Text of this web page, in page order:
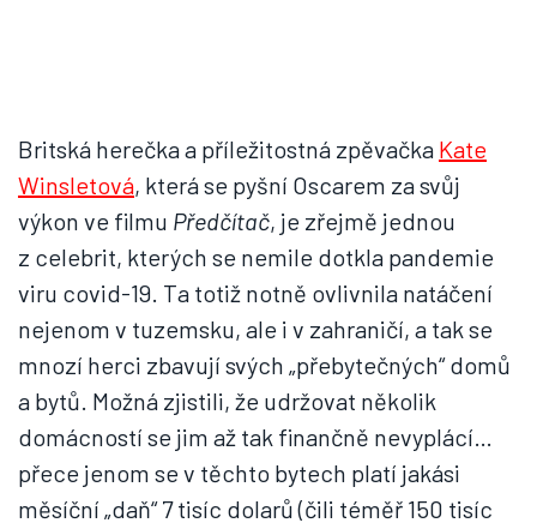
Britská herečka a příležitostná zpěvačka Kate
Winsletová, která se pyšní Oscarem za svůj
výkon ve filmu Předčítač, je zřejmě jednou
z celebrit, kterých se nemile dotkla pandemie
viru covid-19. Ta totiž notně ovlivnila natáčení
nejenom v tuzemsku, ale i v zahraničí, a tak se
mnozí herci zbavují svých „přebytečných“ domů
a bytů. Možná zjistili, že udržovat několik
domácností se jim až tak finančně nevyplácí…
přece jenom se v těchto bytech platí jakási
měsíční „daň“ 7 tisíc dolarů (čili téměř 150 tisíc